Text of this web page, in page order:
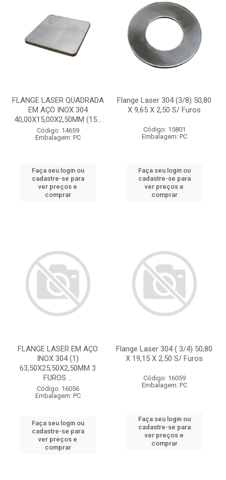
FLANGE LASER QUADRADA
EM AÇO INOX 304
40,00X15,00X2,50MM (15...
Código: 14659
Embalagem: PC
Faça seu login ou
cadastre-se para
ver preços e
comprar
Flange Laser 304 (3/8) 50,80
X 9,65 X 2,50 S/ Furos
Código: 15801
Embalagem: PC
Faça seu login ou
cadastre-se para
ver preços e
comprar
FLANGE LASER EM AÇO
INOX 304 (1)
63,50X25,50X2,50MM 3
FUROS ...
Código: 16056
Embalagem: PC
Faça seu login ou
cadastre-se para
ver preços e
comprar
Flange Laser 304 ( 3/4) 50,80
X 19,15 X 2,50 S/ Furos
Código: 16059
Embalagem: PC
Faça seu login ou
cadastre-se para
ver preços e
comprar